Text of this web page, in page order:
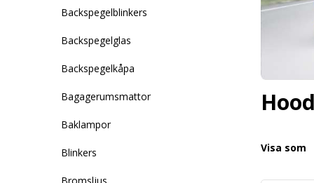
Backspegelblinkers
Backspegelglas
Backspegelkåpa
Bagagerumsmattor
Baklampor
Blinkers Visa som